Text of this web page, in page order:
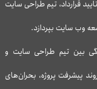
قرارداد، تیم طراحی سایت
وب سایت بپردازد.
بین تیم طراحی سایت و
پیشرفت پروژه، بحران‌های